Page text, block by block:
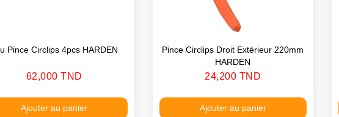
Pince Circlips 4pcs HARDEN
Prix
62,000 TND
Ajouter au panier
Pince Circlips Droit Extérieur 220mm
HARDEN
Prix
24,200 TND
Ajouter au panier